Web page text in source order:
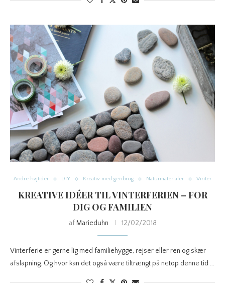
Andre højtider DIY Kreativ med genbrug Naturmaterialer Vinter
KREATIVE IDÉER TIL VINTERFERIEN – FOR
DIG OG FAMILIEN
af Marieduhn 12/02/2018
Vinterferie er gerne lig med familiehygge, rejser eller ren og skær
afslapning. Og hvor kan det også være tiltrængt på netop denne tid …